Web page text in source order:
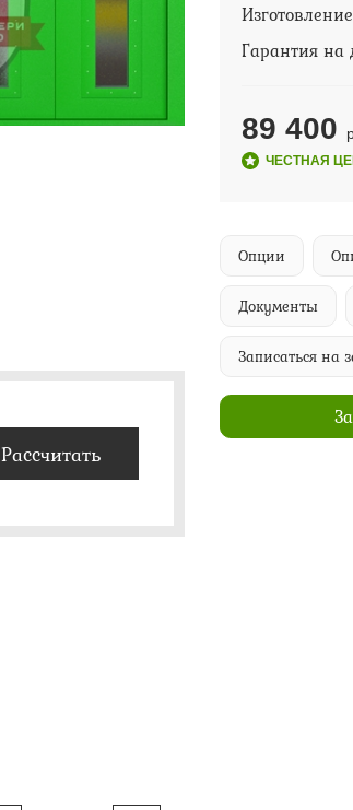
Гарантия на
89 400
ЧЕСТНАЯ
Опции
Документы
Записаться на
Рассчитать